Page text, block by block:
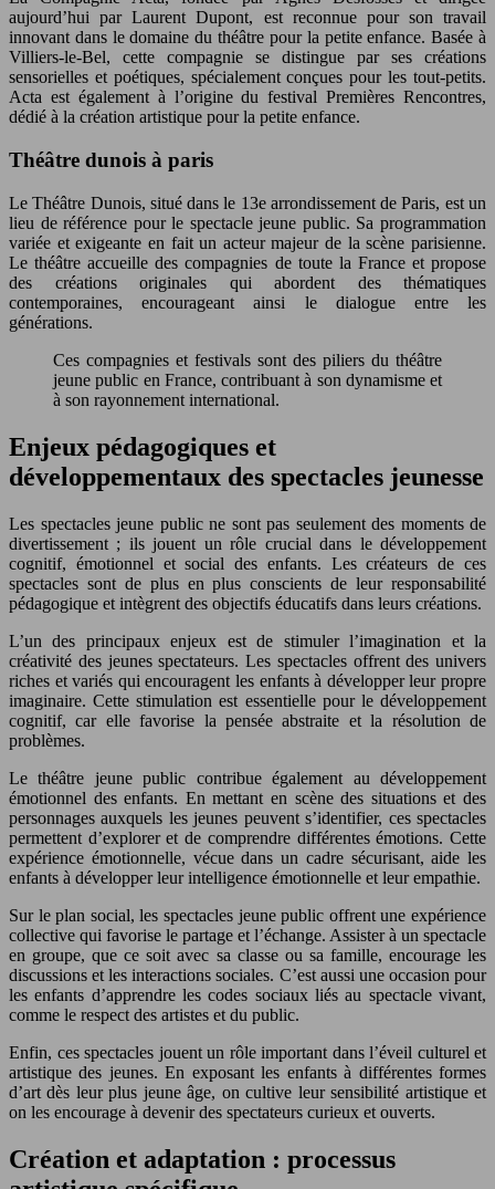
aujourd’hui par Laurent Dupont, est reconnue pour son travail
innovant dans le domaine du théâtre pour la petite enfance. Basée à
Villiers-le-Bel, cette compagnie se distingue par ses créations
sensorielles et poétiques, spécialement conçues pour les tout-petits.
Acta est également à l’origine du festival Premières Rencontres,
dédié à la création artistique pour la petite enfance.
Théâtre dunois à paris
Le Théâtre Dunois, situé dans le 13e arrondissement de Paris, est un
lieu de référence pour le spectacle jeune public. Sa programmation
variée et exigeante en fait un acteur majeur de la scène parisienne.
Le théâtre accueille des compagnies de toute la France et propose
des créations originales qui abordent des thématiques
contemporaines, encourageant ainsi le dialogue entre les
générations.
Ces compagnies et festivals sont des piliers du théâtre
jeune public en France, contribuant à son dynamisme et
à son rayonnement international.
Enjeux pédagogiques et
développementaux des spectacles jeunesse
Les spectacles jeune public ne sont pas seulement des moments de
divertissement ; ils jouent un rôle crucial dans le développement
cognitif, émotionnel et social des enfants. Les créateurs de ces
spectacles sont de plus en plus conscients de leur responsabilité
pédagogique et intègrent des objectifs éducatifs dans leurs créations.
L’un des principaux enjeux est de stimuler l’imagination et la
créativité des jeunes spectateurs. Les spectacles offrent des univers
riches et variés qui encouragent les enfants à développer leur propre
imaginaire. Cette stimulation est essentielle pour le développement
cognitif, car elle favorise la pensée abstraite et la résolution de
problèmes.
Le théâtre jeune public contribue également au développement
émotionnel des enfants. En mettant en scène des situations et des
personnages auxquels les jeunes peuvent s’identifier, ces spectacles
permettent d’explorer et de comprendre différentes émotions. Cette
expérience émotionnelle, vécue dans un cadre sécurisant, aide les
enfants à développer leur intelligence émotionnelle et leur empathie.
Sur le plan social, les spectacles jeune public offrent une expérience
collective qui favorise le partage et l’échange. Assister à un spectacle
en groupe, que ce soit avec sa classe ou sa famille, encourage les
discussions et les interactions sociales. C’est aussi une occasion pour
les enfants d’apprendre les codes sociaux liés au spectacle vivant,
comme le respect des artistes et du public.
Enfin, ces spectacles jouent un rôle important dans l’éveil culturel et
artistique des jeunes. En exposant les enfants à différentes formes
d’art dès leur plus jeune âge, on cultive leur sensibilité artistique et
on les encourage à devenir des spectateurs curieux et ouverts.
Création et adaptation : processus